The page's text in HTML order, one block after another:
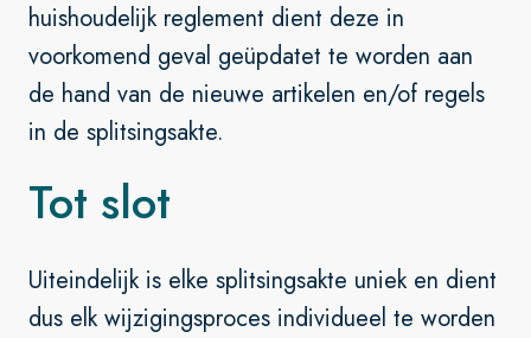
huishoudelijk reglement dient deze in
voorkomend geval geüpdatet te worden aan
de hand van de nieuwe artikelen en/of regels
in de splitsingsakte.
Tot slot
Uiteindelijk is elke splitsingsakte uniek en dient
dus elk wijzigingsproces individueel te worden